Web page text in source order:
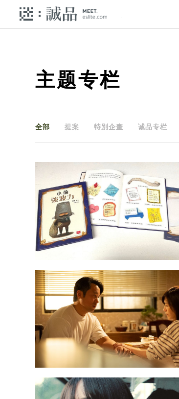
主题专栏
全部 提案 特別企畫 诚品专栏